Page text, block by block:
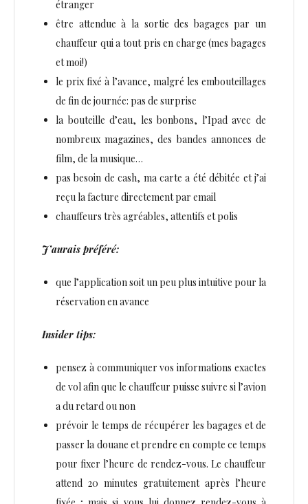
étranger
être attendue à la sortie des bagages par un
chauffeur qui a tout pris en charge (mes bagages
et moi!)
le prix fixé à l’avance, malgré les embouteillages
de fin de journée: pas de surprise
la bouteille d’eau, les bonbons, l’Ipad avec de
nombreux magazines, des bandes annonces de
film, de la musique…
pas besoin de cash, ma carte a été débitée et j’ai
reçu la facture directement par email
chauffeurs très agréables, attentifs et polis
J’aurais préféré:
que l’application soit un peu plus intuitive pour la
réservation en avance
Insider tips:
pensez à communiquer vos informations exactes
de vol afin que le chauffeur puisse suivre si l’avion
a du retard ou non
prévoir le temps de récupérer les bagages et de
passer la douane et prendre en compte ce temps
pour fixer l’heure de rendez-vous. Le chauffeur
attend 20 minutes gratuitement après l’heure